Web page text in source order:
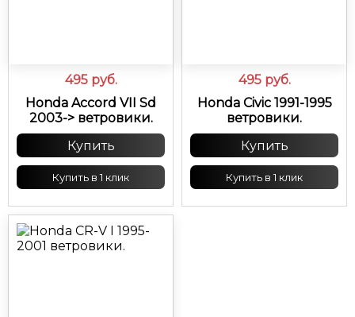
495 руб.
Honda Accord VII Sd
2003-> ветровики.
Купить
Купить в 1 клик
495 руб.
Honda Civic 1991-1995
ветровики.
Купить
Купить в 1 клик